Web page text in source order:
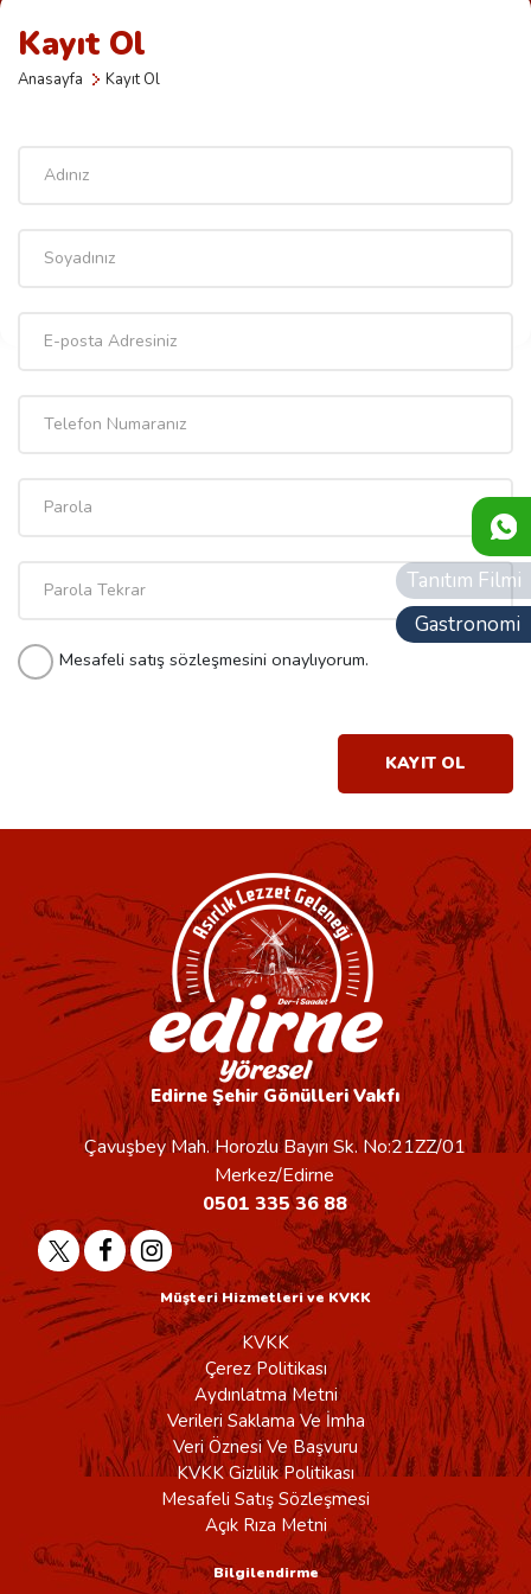
Kayıt Ol
Anasayfa Kayıt Ol
Mesafeli satış sözleşmesini onaylıyorum.
KAYIT OL
Tanıtım Filmi
Gastronomi
Edirne Şehir Gönülleri Vakfı
Çavuşbey Mah. Horozlu Bayırı Sk. No:21ZZ/01
Merkez/Edirne
0501 335 36 88
Müşteri Hizmetleri ve KVKK
KVKK
Çerez Politikası
Aydınlatma Metni
Verileri Saklama Ve İmha
Veri Öznesi Ve Başvuru
KVKK Gizlilik Politikası
Mesafeli Satış Sözleşmesi
Açık Rıza Metni
Bilgilendirme